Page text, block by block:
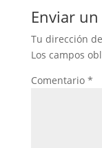
Enviar
Tu dirección
Los campos
Comentario *